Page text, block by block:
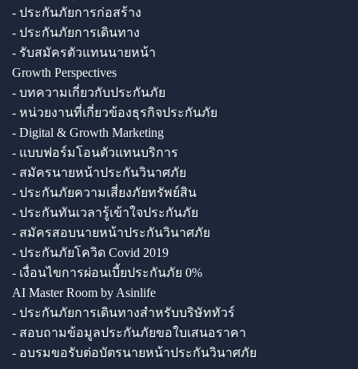
- ประกันภัยการก่อสร้าง
- ประกันภัยการเดินทาง
- รับสมัครตัวแทนนายหน้า
Growth Perspectives
- บทความเกี่ยวกับประกันภัย
- หน่วยงานที่เกี่ยวข้องธุรกิจประกันภัย
- Digital & Growth Marketing
- แบบฟอร์มโอนตัวแทนบริการ
- สมัครนายหน้าประกันวินาศภัย
- ประกันภัยความเสี่ยงภัยทรัพย์สิน
- ประกันทันเวลารู้เข้าใจประกันภัย
- สมัครสอบนายหน้าประกันวินาศภัย
- ประกันภัยโควิด Covid 2019
- เงื่อนไขการผ่อนเบี้ยประกันภัย 0%
AI Master Room by Asinlife
- ประกันภัยการเดินทางสำหรับบริษัททัวร์
- สอบถามข้อมูลประกันภัยขอใบเสนอราคา
- อบรมขอรับต่อบัตรนายหน้าประกันวินาศภัย